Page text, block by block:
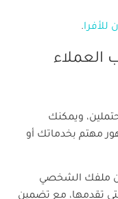
للأفرا.
العملاء
ويمكنك
مهتم بخدماتك أو
ملفك الشخصي
تقدمها، مع تضمين